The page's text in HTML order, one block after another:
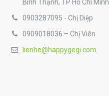
Bình Thạnh, TP Hồ Chí Minh
0903287095 - Chị Diệp
0909018036 – Chị Viên
lienhe@happygegi.com